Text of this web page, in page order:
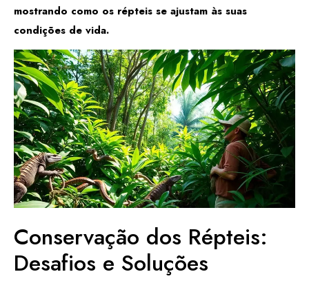
mostrando como os répteis se ajustam às suas
condições de vida.
Conservação dos Répteis:
Desafios e Soluções